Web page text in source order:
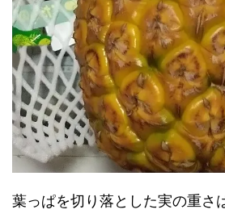
葉っぱを切り落とした実の重さ